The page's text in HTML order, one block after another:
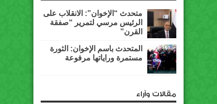
متحدث “الإخوان”: الانقلاب على
الرئيس مرسي لتمرير “صفقة
القرن”
المتحدث باسم الإخوان: الثورة
مستمرة وراياتها مرفوعة
مقالات وآراء